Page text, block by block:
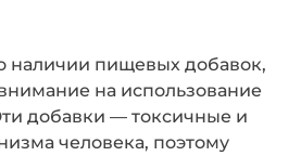
наличии пищевых добавок,
на использование
добавки — токсичные и
человека, поэтому